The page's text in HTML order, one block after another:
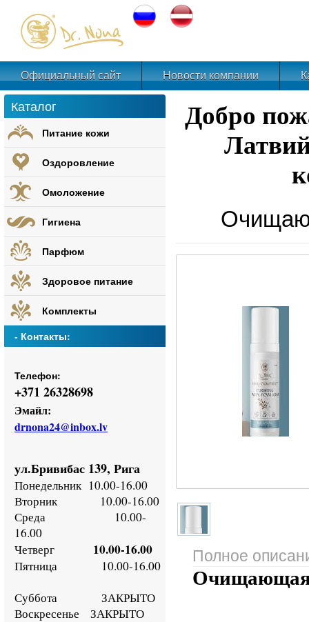
Официальный сайт Новости компании
Добро
Полное
Очищающая
Каталог
Питание кожи
Оздоровление
Омоложение
Гигиена
Парфюм
Здоровое питание
Комплекты
- Контакты:
Телефон:
+371 26328698
Эмайл:
drnona24@inbox.lv
ул.Бривибас 139, Рига
Понедельник 10.00-16.00
Вторник 10.00-16.00
Среда 10.00-
16.00
Четверг 10.00-16.00
Пятница 10.00-16.00
Суббота ЗАКРЫТО
Воскресенье ЗАКРЫТО